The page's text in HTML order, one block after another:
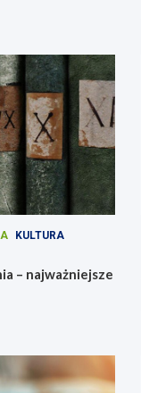
KULTURA
– najważniejsze